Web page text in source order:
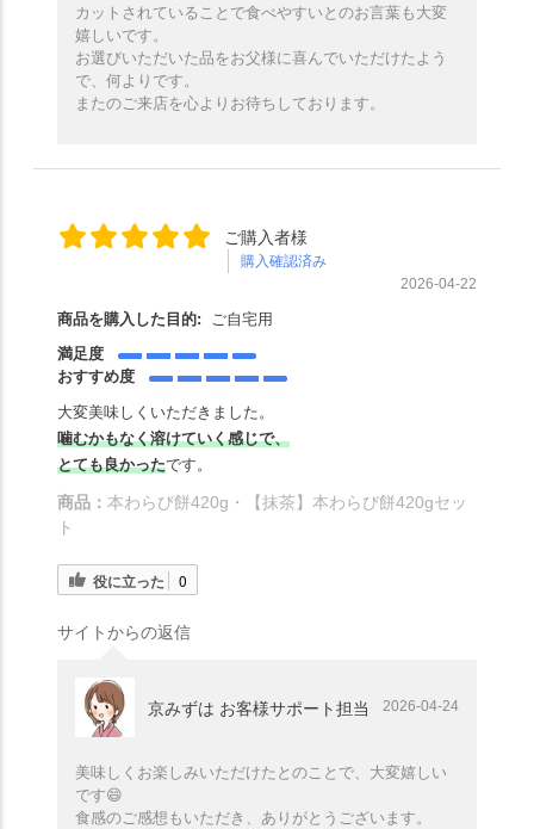
カットされていることで食べやすいとのお言葉も大変
嬉しいです。
お選びいただいた品をお父様に喜んでいただけたよう
で、何よりです。
またのご来店を心よりお待ちしております。
ご購入者様
購入確認済み
2026-04-22
商品を購入した目的:
ご自宅用
満足度
おすすめ度
大変美味しくいただきました。
噛むかもなく溶けていく感じで、
とても良かったです。
商品： 本わらび餅420g・【抹茶】本わらび餅420gセッ
ト
役に立った 0
サイトからの返信
京みずは お客様サポート担当 2026-04-24
美味しくお楽しみいただけたとのことで、大変嬉しい
です😄
食感のご感想もいただき、ありがとうございます。